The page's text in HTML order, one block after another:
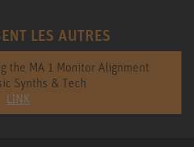
LES AUTRES
the MA 1 Monitor Alignment
Synths & Tech
LINK